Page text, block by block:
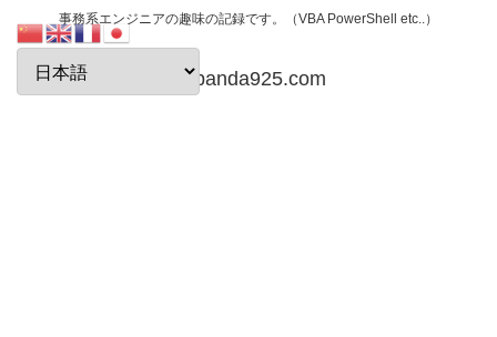
事務系エンジニアの趣味の記録です。（VBA PowerShell etc..）
papanda925.com